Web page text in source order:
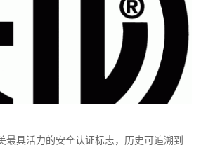
最具活力的安全认证标志，历史可追溯到